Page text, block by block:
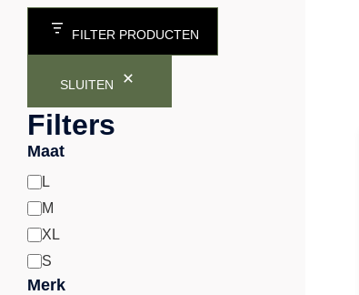
FILTER PRODUCTEN
SLUITEN
Filters
Maat
Maat
L
M
XL
S
Merk